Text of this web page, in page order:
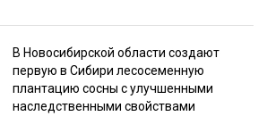
В Новосибирской области создают
первую в Сибири лесосеменную
плантацию сосны с улучшенными
наследственными свойствами